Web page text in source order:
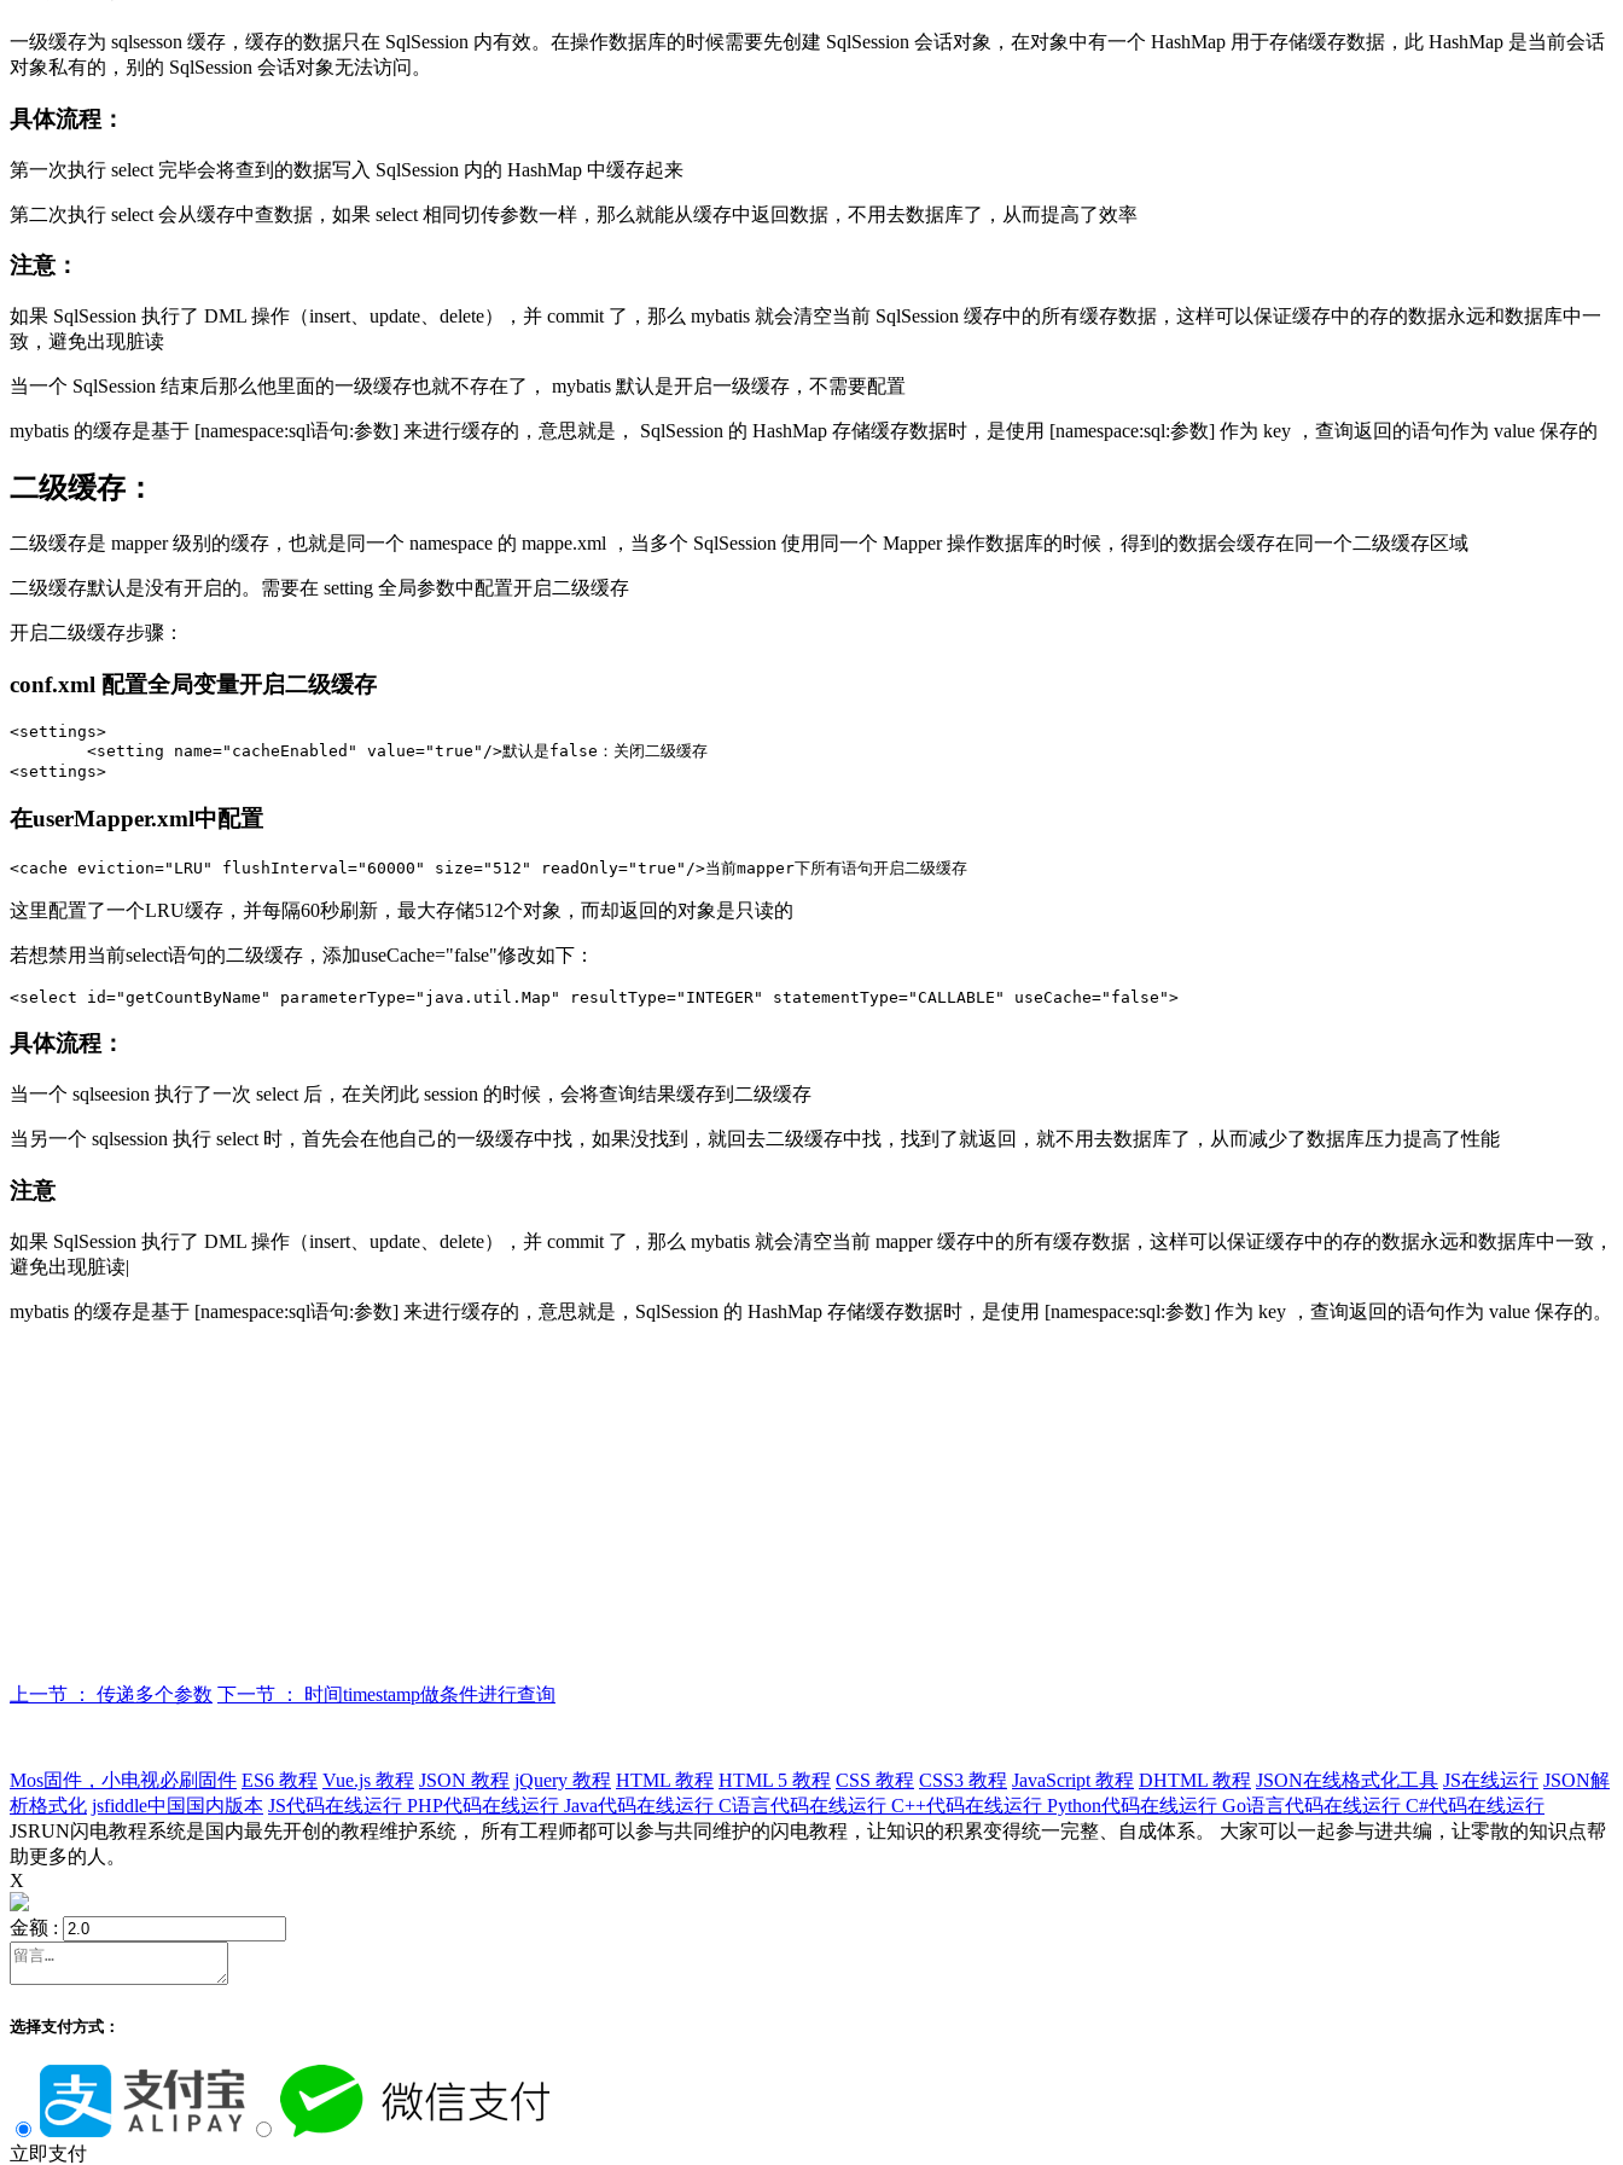
一级缓存为 sqlsesson 缓存，缓存的数据只在 SqlSession 内有效。在操作数据库的时候需要先创建 SqlSession 会话对象，在对象中有一个 HashMap 用于存储缓存数据，此 HashMap 是当前会话
对象私有的，别的 SqlSession 会话对象无法访问。
具体流程：
第一次执行 select 完毕会将查到的数据写入 SqlSession 内的 HashMap 中缓存起来
第二次执行 select 会从缓存中查数据，如果 select 相同切传参数一样，那么就能从缓存中返回数据，不用去数据库了，从而提高了效率
注意：
如果 SqlSession 执行了 DML 操作（insert、update、delete），并 commit 了，那么 mybatis 就会清空当前 SqlSession 缓存中的所有缓存数据，这样可以保证缓存中的存的数据永远和数据库中一
致，避免出现脏读
当一个 SqlSession 结束后那么他里面的一级缓存也就不存在了， mybatis 默认是开启一级缓存，不需要配置
mybatis 的缓存是基于 [namespace:sql语句:参数] 来进行缓存的，意思就是， SqlSession 的 HashMap 存储缓存数据时，是使用 [namespace:sql:参数] 作为 key ，查询返回的语句作为 value 保存的
二级缓存：
二级缓存是 mapper 级别的缓存，也就是同一个 namespace 的 mappe.xml ，当多个 SqlSession 使用同一个 Mapper 操作数据库的时候，得到的数据会缓存在同一个二级缓存区域
二级缓存默认是没有开启的。需要在 setting 全局参数中配置开启二级缓存
开启二级缓存步骤：
conf.xml 配置全局变量开启二级缓存
<settings>
        <setting name="cacheEnabled" value="true"/>默认是false：关闭二级缓存
在userMapper.xml中配置
这里配置了一个LRU缓存，并每隔60秒刷新，最大存储512个对象，而却返回的对象是只读的
若想禁用当前select语句的二级缓存，添加useCache="false"修改如下：
具体流程：
当一个 sqlseesion 执行了一次 select 后，在关闭此 session 的时候，会将查询结果缓存到二级缓存
当另一个 sqlsession 执行 select 时，首先会在他自己的一级缓存中找，如果没找到，就回去二级缓存中找，找到了就返回，就不用去数据库了，从而减少了数据库压力提高了性能
注意
如果 SqlSession 执行了 DML 操作（insert、update、delete），并 commit 了，那么 mybatis 就会清空当前 mapper 缓存中的所有缓存数据，这样可以保证缓存中的存的数据永远和数据库中一致，
避免出现脏读|
mybatis 的缓存是基于 [namespace:sql语句:参数] 来进行缓存的，意思就是，SqlSession 的 HashMap 存储缓存数据时，是使用 [namespace:sql:参数] 作为 key ，查询返回的语句作为 value 保存的。
上一节 ： 传递多个参数 下一节 ： 时间timestamp做条件进行查询
Mos固件，小电视必刷固件 ES6 教程 Vue.js 教程 JSON 教程 jQuery 教程 HTML 教程 HTML 5 教程 CSS 教程 CSS3 教程 JavaScript 教程 DHTML 教程 JSON在线格式化工具 JS在线运行 JSON解
析格式化 jsfiddle中国国内版本 JS代码在线运行 PHP代码在线运行 Java代码在线运行 C语言代码在线运行 C++代码在线运行 Python代码在线运行 Go语言代码在线运行 C#代码在线运行
JSRUN闪电教程系统是国内最先开创的教程维护系统， 所有工程师都可以参与共同维护的闪电教程，让知识的积累变得统一完整、自成体系。 大家可以一起参与进共编，让零散的知识点帮
助更多的人。
X
金额 :
选择支付方式：
立即支付